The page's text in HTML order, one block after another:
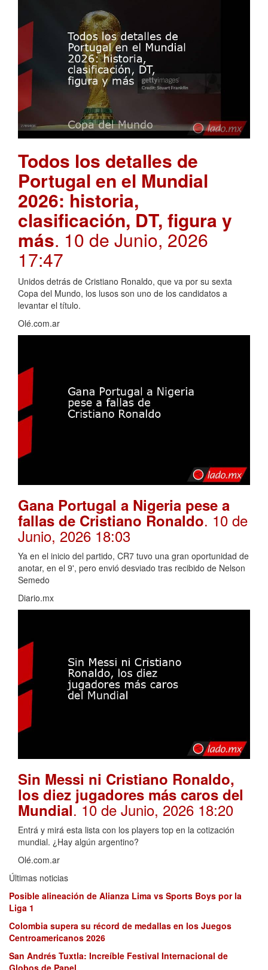
Todos los detalles de
Portugal en el Mundial
2026: historia,
clasificación, DT, figura y
más. 10 de Junio, 2026
17:47
Unidos detrás de Cristiano Ronaldo, que va por su sexta
Copa del Mundo, los lusos son uno de los candidatos a
levantar el título.
Olé.com.ar
Gana Portugal a Nigeria pese a
fallas de Cristiano Ronaldo. 10 de
Junio, 2026 18:03
Ya en el inicio del partido, CR7 tuvo una gran oportunidad de
anotar, en el 9', pero envió desviado tras recibido de Nelson
Semedo
Diario.mx
Sin Messi ni Cristiano Ronaldo,
los diez jugadores más caros del
Mundial. 10 de Junio, 2026 18:20
Entrá y mirá esta lista con los players top en la cotización
mundial. ¿Hay algún argentino?
Olé.com.ar
Últimas noticias
Posible alineación de Alianza Lima vs Sports Boys por la
Liga 1
Colombia supera su récord de medallas en los Juegos
Centroamericanos 2026
San Andrés Tuxtla: Increíble Festival Internacional de